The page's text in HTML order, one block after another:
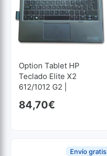
Option Tablet HP
Teclado Elite X2
612/1012 G2 |
84,70€
Envío gratis